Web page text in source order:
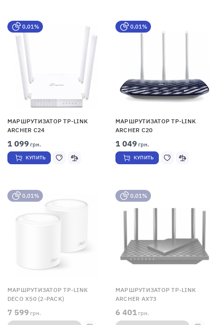
0,01%
МАРШРУТИЗАТОР TP-LINK
ARCHER C24
1 099 грн.
КУПИТЬ
0,01%
МАРШРУТИЗАТОР TP-LINK
ARCHER C20
1 049 грн.
КУПИТЬ
0,01%
МАРШРУТИЗАТОР TP-LINK
DECO X50 (2-PACK)
7 599 грн.
0,01%
МАРШРУТИЗАТОР TP-LINK
ARCHER AX73
6 401 грн.